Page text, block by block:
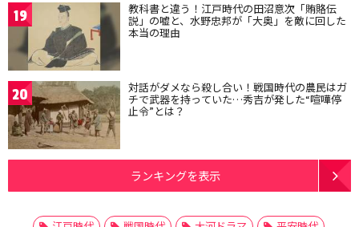
19 教科書と違う！江戸時代の田沼意次「賄賂伝
説」の嘘と、水野忠邦が「大奥」を敵に回した
本当の理由
20 対話がダメなら殺し合い！戦国時代の農民はガ
チで武器を持っていた…秀吉が発した“喧嘩停
止令”とは？
ランキングを表示